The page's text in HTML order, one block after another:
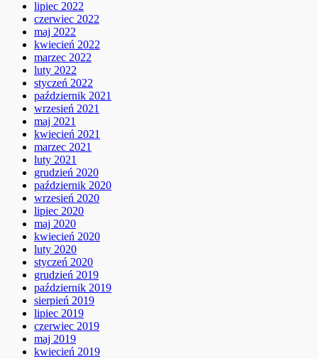
lipiec 2022
czerwiec 2022
maj 2022
kwiecień 2022
marzec 2022
luty 2022
styczeń 2022
październik 2021
wrzesień 2021
maj 2021
kwiecień 2021
marzec 2021
luty 2021
grudzień 2020
październik 2020
wrzesień 2020
lipiec 2020
maj 2020
kwiecień 2020
luty 2020
styczeń 2020
grudzień 2019
październik 2019
sierpień 2019
lipiec 2019
czerwiec 2019
maj 2019
kwiecień 2019